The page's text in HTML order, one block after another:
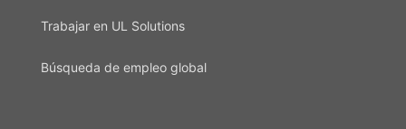
Trabajar en UL Solutions
Búsqueda de empleo global